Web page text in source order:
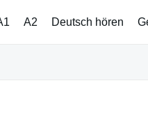
A2 Deutsch hören